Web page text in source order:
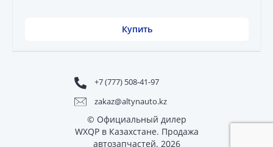
Купить
+7 (777) 508-41-97
zakaz@altynauto.kz
© Официальный дилер
WXQP в Казахстане. Продажа
автозапчастей. 2026